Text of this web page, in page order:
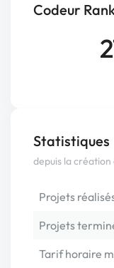
Codeur
Statistiques
depuis la création
Projets
Projets
Tarif horaire